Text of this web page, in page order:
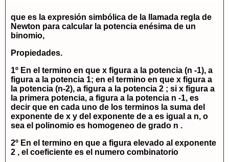
que es la expresión simbólica de la llamada regla de
Newton para calcular la potencia enésima de un
binomio,
Propiedades.
1º En el termino en que x figura a la potencia (n -1), a
figura a la potencia 1; en el termino en que x figura a
la potencia (n-2), a figura a la potencia 2 ; si x figura a
la primera potencia, a figura a la potencia n -1, es
decir que en cada uno de los terminos la suma del
exponente de x y del exponente de a es igual a n, o
sea el polinomio es homogeneo de grado n .
2º En el termino en que a figura elevado al exponente
2 , el coeficiente es el numero combinatorio